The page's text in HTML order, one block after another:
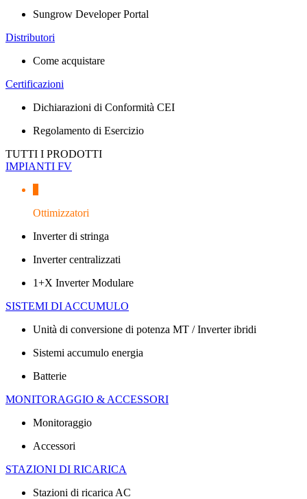
Sungrow Developer Portal
Distributori
Come acquistare
Certificazioni
Dichiarazioni di Conformità CEI
Regolamento di Esercizio
TUTTI I PRODOTTI
IMPIANTI FV
Ottimizzatori
Inverter di stringa
Inverter centralizzati
1+X Inverter Modulare
SISTEMI DI ACCUMULO
Unità di conversione di potenza MT / Inverter ibridi
Sistemi accumulo energia
Batterie
MONITORAGGIO & ACCESSORI
Monitoraggio
Accessori
STAZIONI DI RICARICA
Stazioni di ricarica AC